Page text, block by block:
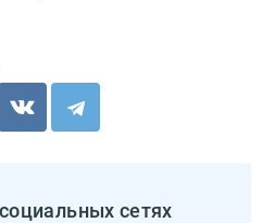
сетях